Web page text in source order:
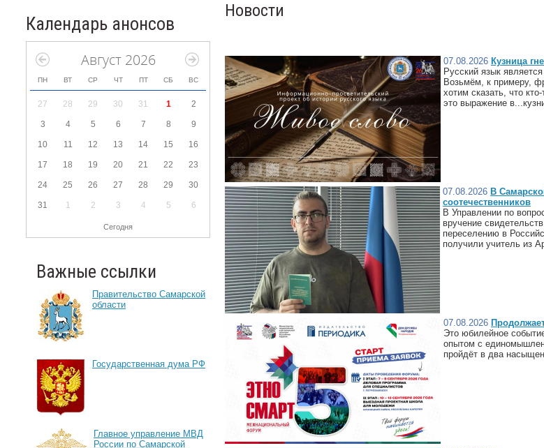
Календарь анонсов
Август 2026
ПН ВТ СР ЧТ ПТ СБ ВС
27 28 29 30 31 1 2
3 4 5 6 7 8 9
10 11 12 13 14 15 16
17 18 19 20 21 22 23
24 25 26 27 28 29 30
31 1 2 3 4 5 6
Сегодня
Важные ссылки
Правительство Самарской
области
Государственная дума РФ
Главное управление МВД
России по Самарской
Новости
07.08.2026 Кузница
Русский язык
Возьмём, к примеру,
хотим сказать, что
это выражение
07.08.2026 В
соотечественников
В Управлении по
вручение
переселению в
получили учитель из
07.08.2026
Это юбилейное
опытом с
пройдёт в два